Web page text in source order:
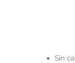
Sin